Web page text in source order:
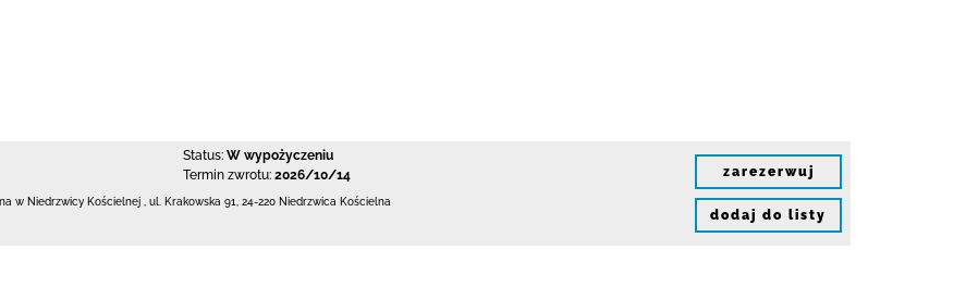
Status: W wypożyczeniu
Termin zwrotu: 2026/10/14
w Niedrzwicy Kościelnej ul. Krakowska 91 24-220 Niedrzwica Kościelna
zarezerwuj
dodaj do listy